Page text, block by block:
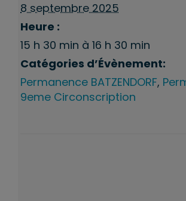
8 septembre 2025
Heure :
15 h 30 min à 16 h 30 min
Catégories d’Évènement:
Permanence BATZENDORF,
9eme Circonscription